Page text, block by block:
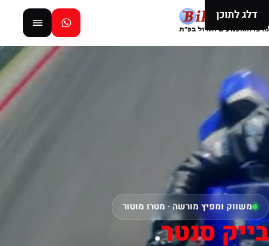
דלג לתוכן
משווק ומפיץ מורשה · מטרו מוטור
בייק סנטר.